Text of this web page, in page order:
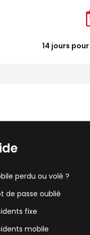
14 jours
perdu ou volé ?
de passe oublié
fixe
mobile